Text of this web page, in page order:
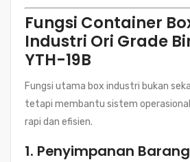
Fungsi Container
Industri Ori Grade
YTH-19B
Fungsi utama box industri bukan
tetapi membantu sistem
rapi dan efisien.
1. Penyimpanan